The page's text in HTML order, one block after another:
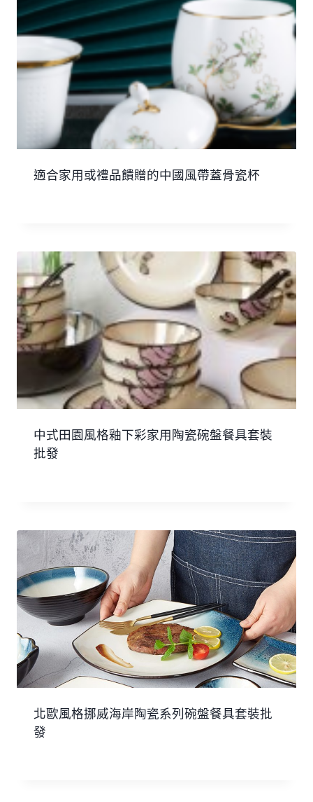
適合家用或禮品饋贈的中國風帶蓋骨瓷杯
中式田園風格釉下彩家用陶瓷碗盤餐具套裝
批發
北歐風格挪威海岸陶瓷系列碗盤餐具套裝批
發